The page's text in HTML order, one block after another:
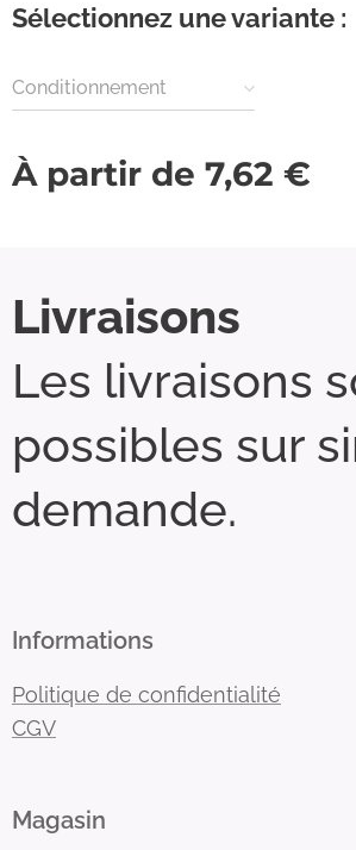
Sélectionnez une variante :
Conditionnement
À partir de 7,62 €
Livraisons
Les livraisons
possibles sur
demande.
Informations
Politique de confidentialité
CGV
Magasin